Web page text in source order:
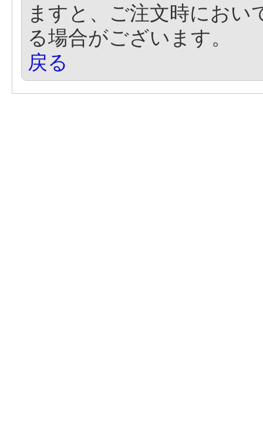
ますと、ご注文時におい
る場合がございます。
戻る